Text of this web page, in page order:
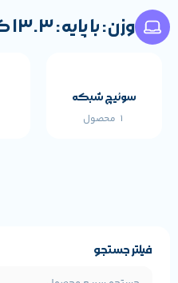
وزن: با پایه: 13.3 کیلوگرم
سوئیچ شبکه
1 محصول
فیلتر جستجو